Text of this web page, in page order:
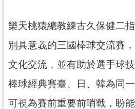
樂天桃猿總教練古久保健二
別具意義的三國棒球交流賽
文化交流，並有助於選手球
棒球經典賽臺、日、韓為同
可視為賽前重要前哨戰，盼